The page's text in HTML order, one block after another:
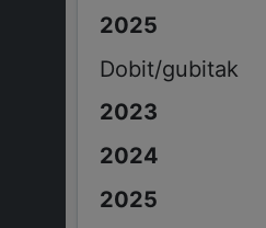
Dobit/gubitak